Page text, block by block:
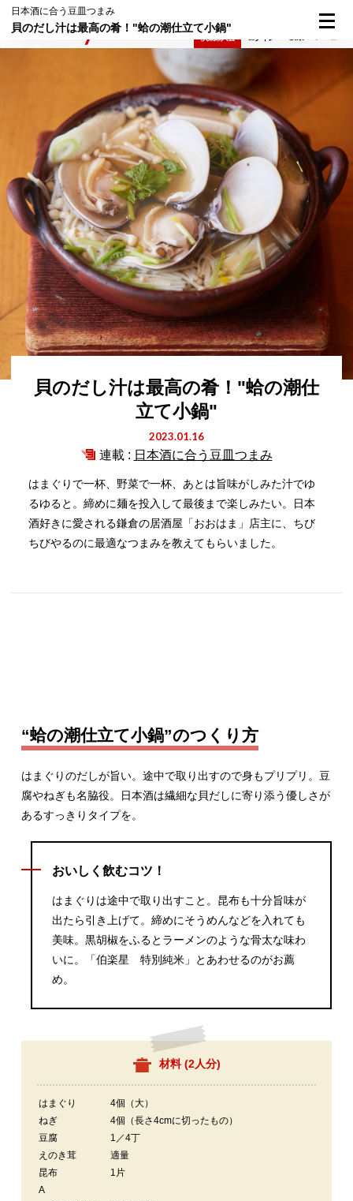
日本酒に合う豆皿つまみ
貝のだし汁は最高の肴！"蛤の潮仕立て小鍋"
貝のだし汁は最高の肴！"蛤の潮仕
立て小鍋"
2023.01.16
連載 : 日本酒に合う豆皿つまみ
はまぐりで一杯、野菜で一杯、あとは旨味がしみた汁でゆ
るゆると。締めに麺を投入して最後まで楽しみたい。日本
酒好きに愛される鎌倉の居酒屋「おおはま」店主に、ちび
ちびやるのに最適なつまみを教えてもらいました。
“蛤の潮仕立て小鍋”のつくり方
はまぐりのだしが旨い。途中で取り出すので身もプリプリ。豆
腐やねぎも名脇役。日本酒は繊細な貝だしに寄り添う優しさが
あるすっきりタイプを。
おいしく飲むコツ！
はまぐりは途中で取り出すこと。昆布も十分旨味が
出たら引き上げて。締めにそうめんなどを入れても
美味。黒胡椒をふるとラーメンのような骨太な味わ
いに。「伯楽星 特別純米」とあわせるのがお薦
め。
材料 (2人分)
はまぐり
4個（大）
ねぎ
4個（長さ4cmに切ったもの）
豆腐
1／4丁
えのき茸
適量
昆布
1片
A